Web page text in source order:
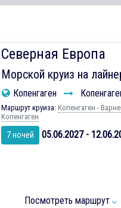
Северная Европа
Морской круиз на
Копенгаген
Маршрут круиза: Копенгаген -
Копенгаген
7 ночей 05.06.2027 -
Посмотреть маршрут